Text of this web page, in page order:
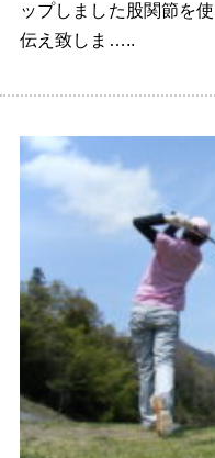
ップしました股関節を
伝え致しま…..